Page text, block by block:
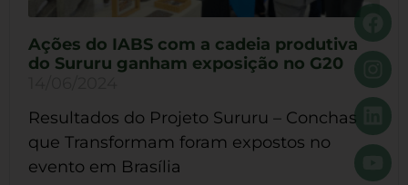
Ações do IABS com a cadeia produtiva
do Sururu ganham exposição no G20
Resultados do Projeto Sururu – Conchas
que Transformam foram expostos no
evento em Brasília